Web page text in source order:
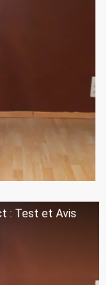
: Test et Avis